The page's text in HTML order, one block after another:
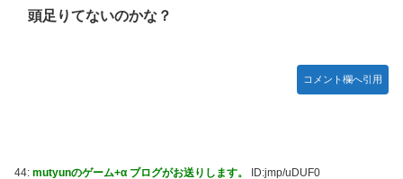
頭足りてないのかな？
コメント欄へ引用
44: mutyunのゲーム+α ブログがお送りします。 ID:jmp/uDUF0